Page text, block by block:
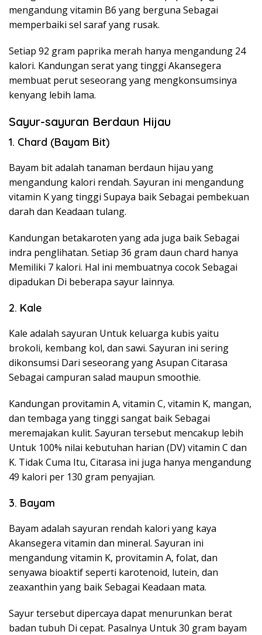
mengandung vitamin B6 yang berguna Sebagai
memperbaiki sel saraf yang rusak.
Setiap 92 gram paprika merah hanya mengandung 24
kalori. Kandungan serat yang tinggi Akansegera
membuat perut seseorang yang mengkonsumsinya
kenyang lebih lama.
Sayur-sayuran Berdaun Hijau
1. Chard (Bayam Bit)
Bayam bit adalah tanaman berdaun hijau yang
mengandung kalori rendah. Sayuran ini mengandung
vitamin K yang tinggi Supaya baik Sebagai pembekuan
darah dan Keadaan tulang.
Kandungan betakaroten yang ada juga baik Sebagai
indra penglihatan. Setiap 36 gram daun chard hanya
Memiliki 7 kalori. Hal ini membuatnya cocok Sebagai
dipadukan Di beberapa sayur lainnya.
2. Kale
Kale adalah sayuran Untuk keluarga kubis yaitu
brokoli, kembang kol, dan sawi. Sayuran ini sering
dikonsumsi Dari seseorang yang Asupan Citarasa
Sebagai campuran salad maupun smoothie.
Kandungan provitamin A, vitamin C, vitamin K, mangan,
dan tembaga yang tinggi sangat baik Sebagai
meremajakan kulit. Sayuran tersebut mencakup lebih
Untuk 100% nilai kebutuhan harian (DV) vitamin C dan
K. Tidak Cuma Itu, Citarasa ini juga hanya mengandung
49 kalori per 130 gram penyajian.
3. Bayam
Bayam adalah sayuran rendah kalori yang kaya
Akansegera vitamin dan mineral. Sayuran ini
mengandung vitamin K, provitamin A, folat, dan
senyawa bioaktif seperti karotenoid, lutein, dan
zeaxanthin yang baik Sebagai Keadaan mata.
Sayur tersebut dipercaya dapat menurunkan berat
badan tubuh Di cepat. Pasalnya Untuk 30 gram bayam